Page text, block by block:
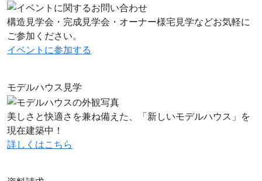
構造見学会・完成見学会・オーナー様宅見学などお気軽に
ご参加ください。
イベントに参加する
モデルハウス見学
美しさと快適さを兼ね備えた、「新しいモデルハウス」を
現在建築中！
詳しくはこちら